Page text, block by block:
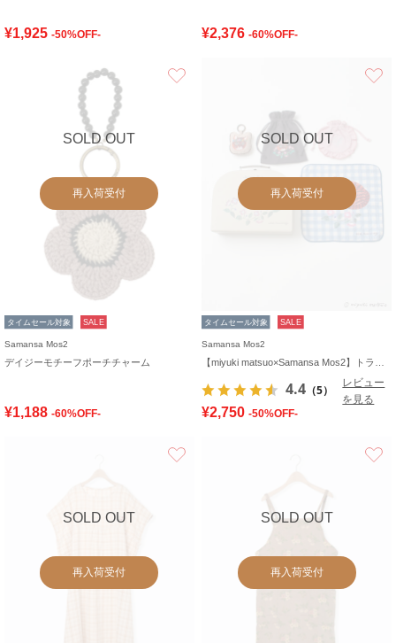
¥1,925 -50%OFF- ¥2,376 -60%OFF-
SOLD OUT
再入荷受付
タイムセール対象 SALE
Samansa Mos2
デイジーモチーフポーチチャーム
¥1,188 -60%OFF-
SOLD OUT
再入荷受付
タイムセール対象 SALE
Samansa Mos2
4.4 （5）
レビュー
を見る
¥2,750 -50%OFF-
SOLD OUT
再入荷受付
SOLD OUT
再入荷受付